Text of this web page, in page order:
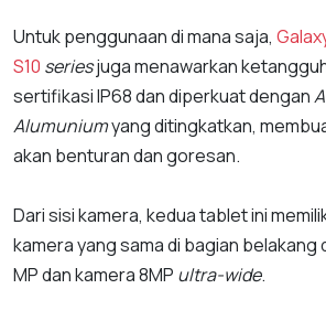
Untuk penggunaan di mana saja,
S10 seriesjuga menawarkan
sertifikasi IP68 dan diperkuat dengan
Alumuniumyang ditingkatkan,
akan benturan dan goresan.
Dari sisi kamera, kedua tablet ini
kamera yang sama di bagian belakang
MP dan kamera 8MP ultra-wide.